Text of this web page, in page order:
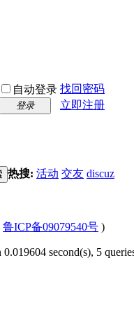
自动登录 找回密码
登录
立即注册
热搜: 活动 交友 discuz
鲁ICP备09079540号 )
0.019604 second(s), 5